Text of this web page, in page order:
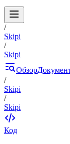
/
Skipi
/
Skipi
Обзор
/
Skipi
/
Skipi
Код